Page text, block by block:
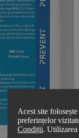
Acest site
preferințelor
Condiții.